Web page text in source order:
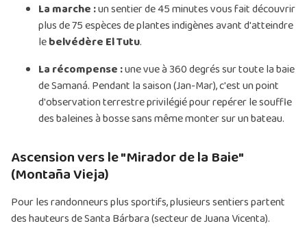
La marche :un sentier de 45 minutes vous fait découvrir
plus de 75 espèces de plantes indigènes avant d'atteindre
lebelvédère El Tutu.
La récompense :une vue à 360 degrés sur toute la baie
de Samaná. Pendant la saison (Jan-Mar), c'est un point
d'observation terrestre privilégié pour repérer le souffle
des baleines à bosse sans même monter sur un bateau.
Ascension vers le "Mirador de la Baie"
(Montaña Vieja)
Pour les randonneurs plus sportifs, plusieurs sentiers partent
des hauteurs de Santa Bárbara (secteur de Juana Vicenta).